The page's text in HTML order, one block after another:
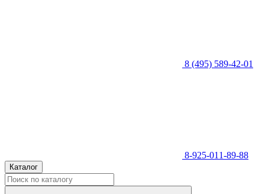
8 (495) 589-42-01
8-925-011-89-88
Каталог